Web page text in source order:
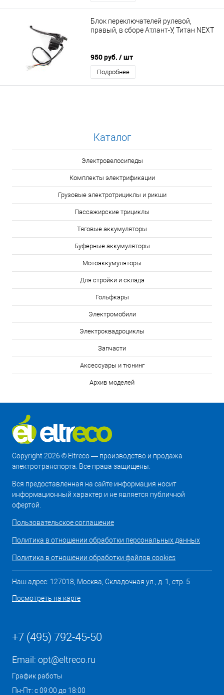
Блок переключателей рулевой,
правый, в сборе Атлант-У, Титан NEXT
950 руб. / шт
Подробнее
Каталог
Электровелосипеды
Комплекты электрификации
Грузовые электротрициклы и рикши
Пассажирские трициклы
Тяговые аккумуляторы
Буферные аккумуляторы
Мотоаккумуляторы
Для стройки и склада
Гольфкары
Электромобили
Электроквадроциклы
Запчасти
Аксессуары и тюнинг
Архив моделей
Copyright 2026 © Eltreco — производство и продажа
электротранспорта. Все права защищены.
Вся предоставленная на сайте информация носит
информационный характер и не является публичной
офертой.
Пользовательское соглашение
Политика в отношении обработки персональных данных
Политика в отношении обработки файлов cookies
Наш адрес: 127018, Москва, Складочная ул., д. 1, стр. 5
Посмотреть на карте
+7 (495) 792-45-50
Email: opt@eltreco.ru
График работы
Пн-Пт: с 09:00 до 18:00